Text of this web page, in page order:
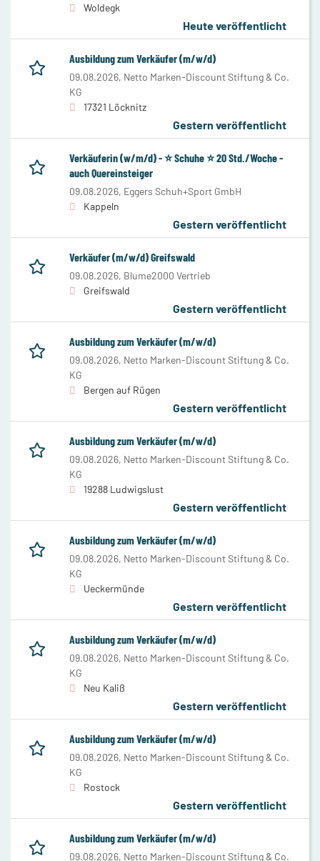
Woldegk
Heute veröffentlicht
Ausbildung zum Verkäufer (m/w/d)
09.08.2026, Netto Marken-Discount Stiftung & Co.
KG
17321 Löcknitz
Gestern veröffentlicht
Verkäuferin (w/m/d) - ⭐️ Schuhe ⭐️ 20 Std./Woche -
auch Quereinsteiger
09.08.2026, Eggers Schuh+Sport GmbH
Kappeln
Gestern veröffentlicht
Verkäufer (m/w/d) Greifswald
09.08.2026, Blume2000 Vertrieb
Greifswald
Gestern veröffentlicht
Ausbildung zum Verkäufer (m/w/d)
09.08.2026, Netto Marken-Discount Stiftung & Co.
KG
Bergen auf Rügen
Gestern veröffentlicht
Ausbildung zum Verkäufer (m/w/d)
09.08.2026, Netto Marken-Discount Stiftung & Co.
KG
19288 Ludwigslust
Gestern veröffentlicht
Ausbildung zum Verkäufer (m/w/d)
09.08.2026, Netto Marken-Discount Stiftung & Co.
KG
Ueckermünde
Gestern veröffentlicht
Ausbildung zum Verkäufer (m/w/d)
09.08.2026, Netto Marken-Discount Stiftung & Co.
KG
Neu Kaliß
Gestern veröffentlicht
Ausbildung zum Verkäufer (m/w/d)
09.08.2026, Netto Marken-Discount Stiftung & Co.
KG
Rostock
Gestern veröffentlicht
Ausbildung zum Verkäufer (m/w/d)
09.08.2026, Netto Marken-Discount Stiftung & Co.